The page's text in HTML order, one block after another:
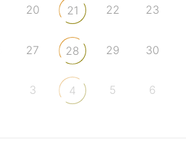
20 21 22 23
27 28 29 30
3 4 5 6